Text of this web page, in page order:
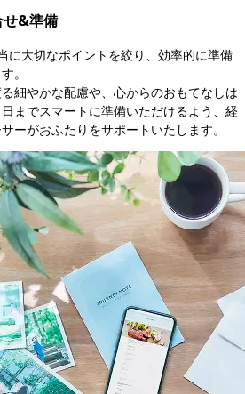
せ&準備
に大切なポイントを絞り、効率的に準備
。
細やかな配慮や、心からのおもてなしは
までスマートに準備いただけるよう、経
ーがおふたりをサポートいたします。